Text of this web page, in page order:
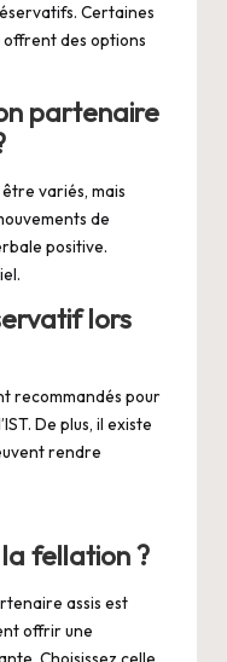
Certaines
offrent des options
partenaire
variés, mais
de
positive.
lors
recommandés pour
De plus, il existe
rendre
fellation ?
assis est
offrir une